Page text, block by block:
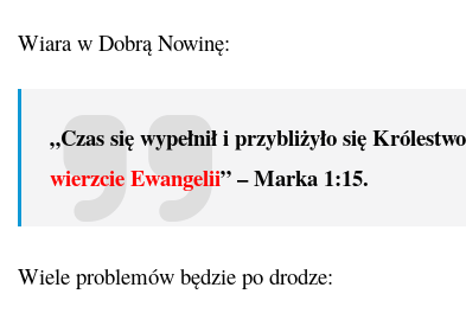
Wiara w Dobrą Nowinę:
„Czas się wypełnił i przybliżyło się
wierzcie Ewangelii” –Marka 1:15.
Wiele problemów będzie po drodze: